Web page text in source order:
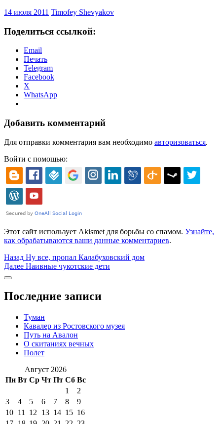
14 июля 2011 Timofey Shevyakov
Поделиться ссылкой:
Email
Печать
Telegram
Facebook
X
WhatsApp
Добавить комментарий
Для отправки комментария вам необходимо авторизоваться.
Войти с помощью:
Этот сайт использует Akismet для борьбы со спамом. Узнайте,
как обрабатываются ваши данные комментариев.
Навигация
по
Назад Предыдущая
запись:
Ну все, пропал Калабуховский дом
Далее Следующая
Наивные чукотские дети
Боковая
Последние записи
Туман
Кавалер из Ростовского музея
Путь на Авалон
О скитаниях вечных
Полет
Август 2026
Пн Вт Ср Чт Пт Сб Вс
1
2
3
4 5 6 7 8
9
10 11 12 13 14 15 16